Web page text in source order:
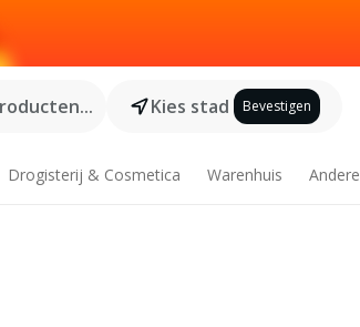
Kies stad Bevestigen
Drogisterij & Cosmetica Warenhuis Andere